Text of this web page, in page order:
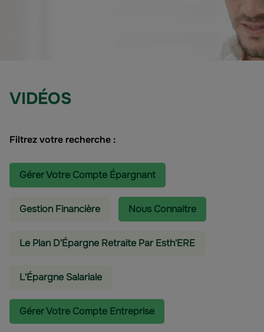
VIDÉOS
Filtrez votre recherche :
Gérer Votre Compte Épargnant
Gestion Financière Nous Connaitre
Le Plan D'Épargne Retraite Par Esth'ERE
L'épargne Salariale
Gérer Votre Compte Entreprise